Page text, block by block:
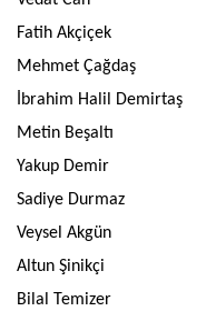
Fatih Akçiçek
Mehmet Çağdaş
İbrahim Halil Demirtaş
Metin Beşaltı
Yakup Demir
Sadiye Durmaz
Veysel Akgün
Altun Şinikçi
Bilal Temizer